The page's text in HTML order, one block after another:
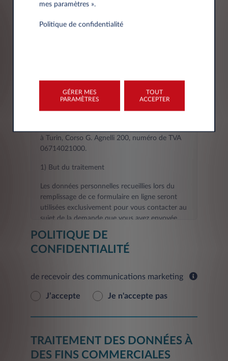
à Turin, Corso G. Agnelli 200, numéro de TVA
06714021000.
1) But du traitement
Les données personnelles recueillies lors du
remplissage de ce formulaire en ligne seront
utilisées exclusivement pour vous contacter au
sujet de la demande que vous avez envoyée.
La fourniture des données demandées aux fins
visées au présent point est nécessaire pour le
activités de contact et d'informations
demandées par vous.
délai de 30 jours à compter de la date de la
En outre, sur la base de votre consentement,
POLITIQUE DE
CONFIDENTIALITÉ
de recevoir des communications marketing
J’accepte Je n'accepte pas
TRAITEMENT DES DONNÉES À
DES FINS COMMERCIALES
mes paramètres ».
Politique de confidentialité
GÉRER MES
PARAMÈTRES
TOUT
ACCEPTER